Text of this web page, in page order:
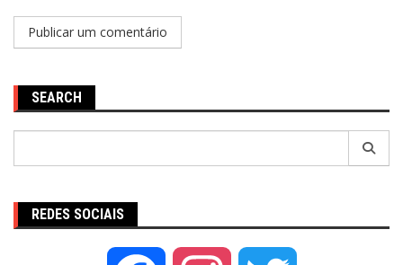
SEARCH
REDES SOCIAIS